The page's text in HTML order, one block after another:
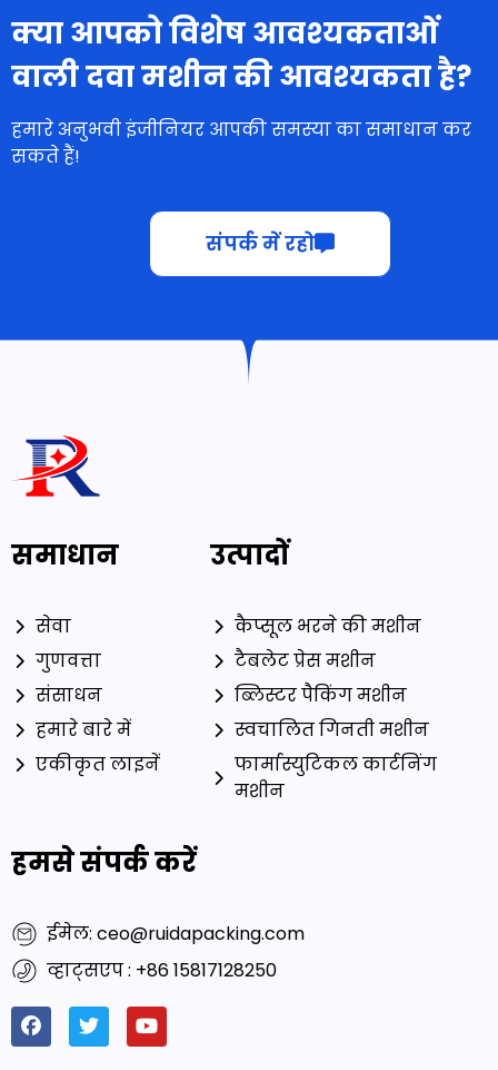
क्या आपको विशेष आवश्यकताओं
वाली दवा मशीन की आवश्यकता है?
हमारे अनुभवी इंजीनियर आपकी समस्या का समाधान कर
सकते हैं!
संपर्क में रहो
समाधान
सेवा
गुणवत्ता
संसाधन
हमारे बारे में
एकीकृत लाइनें
उत्पादों
कैप्सूल भरने की मशीन
टैबलेट प्रेस मशीन
ब्लिस्टर पैकिंग मशीन
स्वचालित गिनती मशीन
फार्मास्युटिकल कार्टनिंग
मशीन
हमसे संपर्क करें
ईमेल: ceo@ruidapacking.com
व्हाट्सएप : +86 15817128250